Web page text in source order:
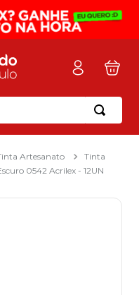
Artesanato
Tinta
0542 Acrilex - 12UN